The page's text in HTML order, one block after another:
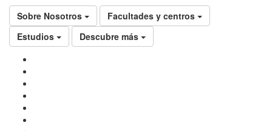
Sobre Nosotros
Facultades y centros
Estudios
Descubre más